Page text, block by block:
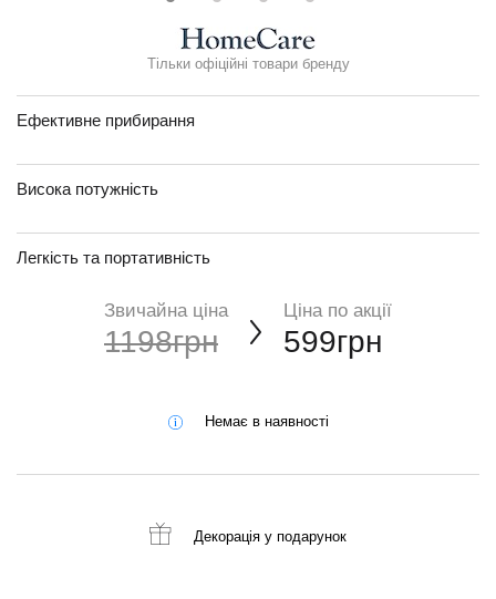
Тільки офіційні товари бренду
Ефективне прибирання
Висока потужність
Легкість та портативність
Звичайна ціна
1198грн
Ціна по акції
599грн
Немає в наявності
Декорація у подарунок